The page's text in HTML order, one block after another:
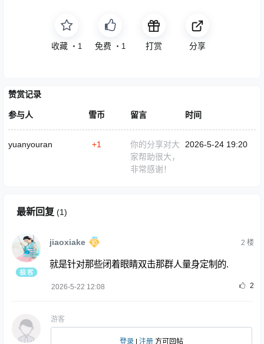
收藏 ・ 1 免费 ・ 1 打赏 分享
赞赏记录
参与人 雪币 留言 时间
yuanyouran +1
你的分享对大
家帮助很大，
非常感谢！
2026-5-24 19:20
最新回复 (1)
jiaoxiake 2 楼
就是针对那些闭着眼睛双击那群人量身定制的.
2026-5-22 12:08 2
游客
登录 | 注册 方可回帖